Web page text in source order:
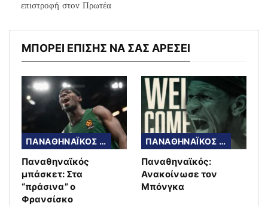
επιστροφή στον Πρωτέα
ΜΠΟΡΕΙ ΕΠΙΣΗΣ ΝΑ ΣΑΣ ΑΡΕΣΕΙ
ΠΑΝΑΘΗΝΑΪΚΟΣ ΜΠΑΣΚΕΤ
Παναθηναϊκός
μπάσκετ: Στα
“πράσινα” ο
Φρανσίσκο
ΠΑΝΑΘΗΝΑΪΚΟΣ ΜΠΑΣΚΕΤ
Παναθηναϊκός:
Ανακοίνωσε τον
Μπόνγκα